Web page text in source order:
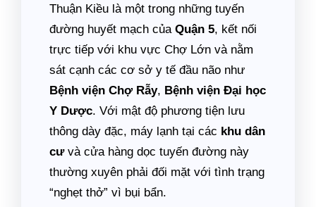
Thuận Kiều là một trong những tuyến
đường huyết mạch của Quận 5, kết nối
trực tiếp với khu vực Chợ Lớn và nằm
sát cạnh các cơ sở y tế đầu não như
Bệnh viện Chợ Rẫy, Bệnh viện Đại học
Y Dược. Với mật độ phương tiện lưu
thông dày đặc, máy lạnh tại các khu dân
cưvà cửa hàng dọc tuyến đường này
thường xuyên phải đối mặt với tình trạng
“nghẹt thở” vì bụi bẩn.